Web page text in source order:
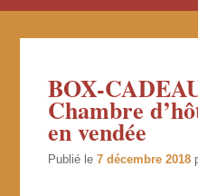
BOX-
Chambre
en vendée
Publié le7 décembre 2018